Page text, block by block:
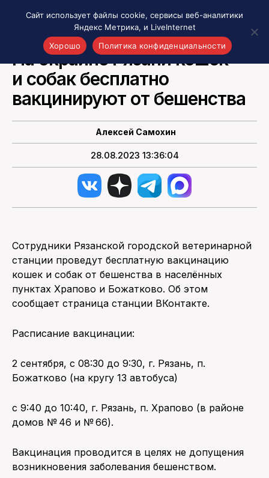
Акценты
Материалы о Рязани и области
Проекты 7 инфо
Интересное
Новости кино и ТВ
Новости России
Политика
О НАС
ПОИСК ПО САЙТУ
ВСЕ СОБЫТИЯ РЯЗАНИ И ОБЛАСТИ
На окраине Рязани кошек
и собак бесплатно
вакцинируют от бешенства
Алексей Самохин
28.08.2023 13:36:04
Сотрудники Рязанской городской ветеринарной
станции проведут бесплатную вакцинацию
кошек и собак от бешенства в населённых
пунктах Храпово и Божатково. Об этом
сообщает страница станции ВКонтакте.
Расписание вакцинации:
2 сентября, с 08:30 до 9:30, г. Рязань, п.
Божатково (на кругу 13 автобуса)
с 9:40 до 10:40, г. Рязань, п. Храпово (в районе
домов № 46 и № 66).
Вакцинация проводится в целях не допущения
возникновения заболевания бешенством.
Сайт использует файлы cookie, сервисы веб-аналитики
Яндекс Метрика, и LiveInternet
Хорошо
Политика конфиденциальности